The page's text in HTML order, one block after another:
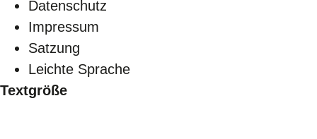
Datenschutz
Impressum
Satzung
Leichte Sprache
Textgröße